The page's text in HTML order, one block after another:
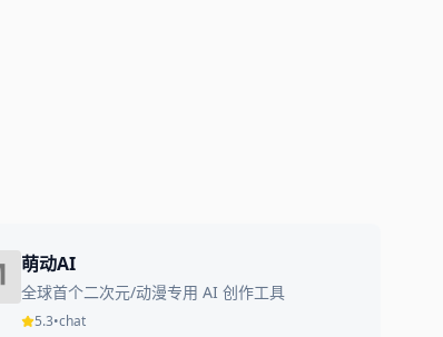
萌动AI
全球首个二次元/动漫专用 AI 创作工具
5.3•chat